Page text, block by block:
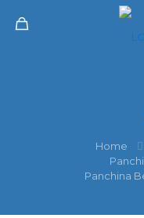
Home
Panchina